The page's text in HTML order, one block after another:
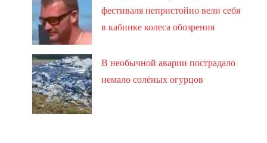
фестиваля непристойно вели себя
в кабинке колеса обозрения
В необычной аварии пострадало
немало солёных огурцов